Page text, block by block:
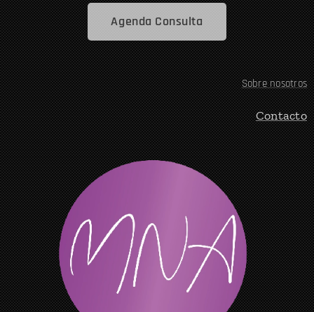
Agenda Consulta
Sobre nosotros
Contacto